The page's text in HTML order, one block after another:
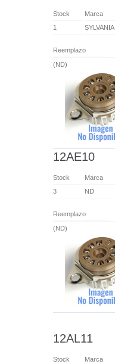
Stock Marca
1
SYLVANIA
Reemplazo
(ND)
12AE10
Stock Marca
3
ND
Reemplazo
(ND)
12AL11
Stock Marca